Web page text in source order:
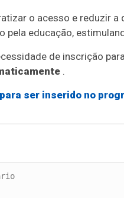
o acesso e reduzir
pela educação,
de inscrição
.
ser inserido no